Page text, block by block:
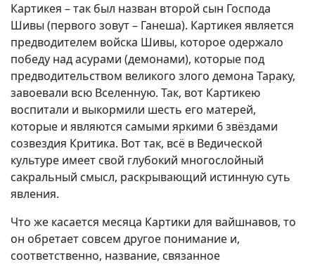
Картикея – так был назван второй сын Господа
Шивы (первого зовут – Ганеша). Картикея является
предводителем войска Шивы, которое одержало
победу над асурами (демонами), которые под
предводительством великого злого демона Тараку,
завоевали всю Вселенную. Так, вот Картикею
воспитали и выкормили шесть его матерей,
которые и являются самыми яркими 6 звёздами
созвездия Критика. Вот так, всё в Ведической
культуре имеет свой глубокий многослойный
сакральный смысл, раскрывающий истинную суть
явления.
Что же касается месяца Картики для вайшнавов, то
он обретает совсем другое понимание и,
соответственно, название, связанное